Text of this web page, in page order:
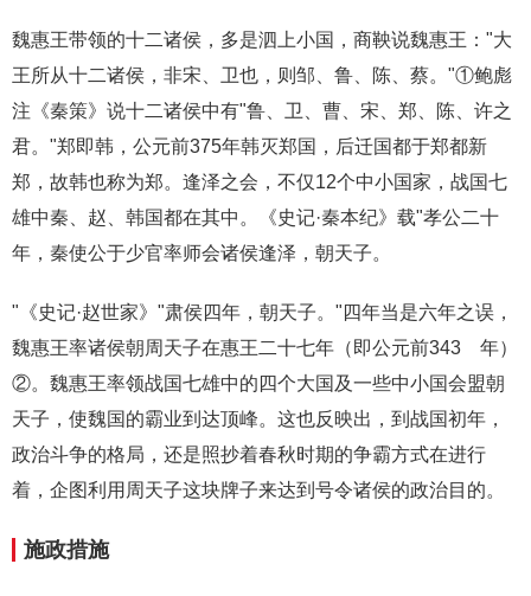
魏惠王带领的十二诸侯，多是泗上小国，商鞅说魏惠王："大
王所从十二诸侯，非宋、卫也，则邹、鲁、陈、蔡。"①鲍彪
注《秦策》说十二诸侯中有"鲁、卫、曹、宋、郑、陈、许之
君。"郑即韩，公元前375年韩灭郑国，后迁国都于郑都新
郑，故韩也称为郑。逢泽之会，不仅12个中小国家，战国七
雄中秦、赵、韩国都在其中。《史记·秦本纪》载"孝公二十
年，秦使公于少官率师会诸侯逢泽，朝天子。
"《史记·赵世家》"肃侯四年，朝天子。"四年当是六年之误，
魏惠王率诸侯朝周天子在惠王二十七年（即公元前343 年）
②。魏惠王率领战国七雄中的四个大国及一些中小国会盟朝
天子，使魏国的霸业到达顶峰。这也反映出，到战国初年，
政治斗争的格局，还是照抄着春秋时期的争霸方式在进行
着，企图利用周天子这块牌子来达到号令诸侯的政治目的。
施政措施